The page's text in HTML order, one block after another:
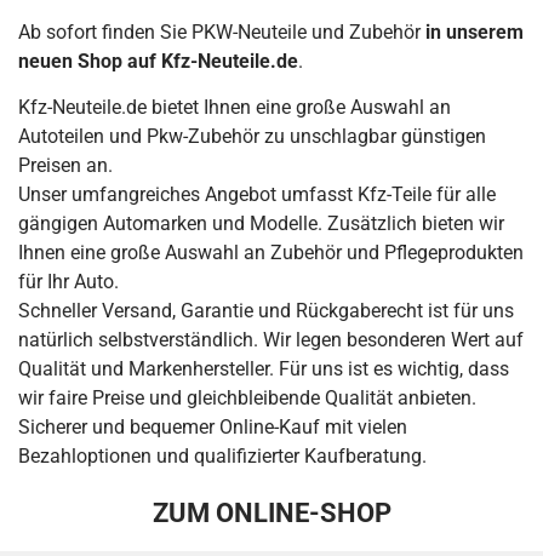
Ab sofort finden Sie PKW-Neuteile und Zubehörin unserem
neuen Shop auf Kfz-Neuteile.de.
Kfz-Neuteile.de bietet Ihnen eine große Auswahl an
Autoteilen und Pkw-Zubehör zu unschlagbar günstigen
Preisen an.
Unser umfangreiches Angebot umfasst Kfz-Teile für alle
gängigen Automarken und Modelle. Zusätzlich bieten wir
Ihnen eine große Auswahl an Zubehör und Pflegeprodukten
für Ihr Auto.
Schneller Versand, Garantie und Rückgaberecht ist für uns
natürlich selbstverständlich. Wir legen besonderen Wert auf
Qualität und Markenhersteller. Für uns ist es wichtig, dass
wir faire Preise und gleichbleibende Qualität anbieten.
Sicherer und bequemer Online-Kauf mit vielen
Bezahloptionen und qualifizierter Kaufberatung.
ZUM ONLINE-SHOP